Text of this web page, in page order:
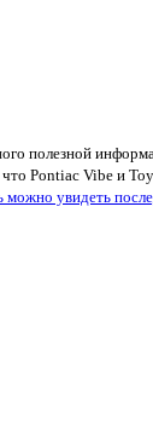
полезной
Pontiac Vibe и
можно увидеть